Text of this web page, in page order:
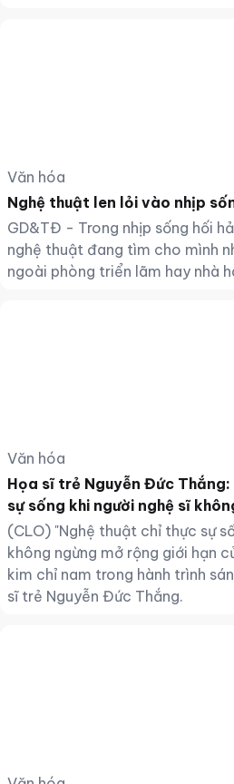
Văn hóa
Nghệ thuật len lỏi vào nhịp
GD&TĐ - Trong nhịp sống hối
nghệ thuật đang tìm cho mình
ngoài phòng triển lãm hay nhà
Văn hóa
Họa sĩ trẻ Nguyễn Đức
sự sống khi người nghệ sĩ
hạn của chính mình'
(CLO) "Nghệ thuật chỉ thực sự
không ngừng mở rộng giới hạn
kim chỉ nam trong hành trình
sĩ trẻ Nguyễn Đức Thắng.